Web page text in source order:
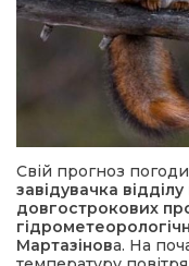
Свій прогноз
завідувачка
довгострокових
Мартазінова. На